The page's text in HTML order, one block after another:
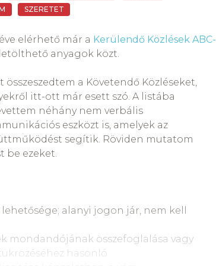
SZERETET
elérhető már a Kerülendő Közlések ABC-
anyagok közt.
összeszedtem a Követendő Közléseket,
itt-ott már esett szó. A listába
néhány nem verbális
eszközt is, amelyek az
segítik. Röviden mutatom
be ezeket.
alanyi jogon jár, nem kell
mondandójának összefoglalása vagy
hasonló